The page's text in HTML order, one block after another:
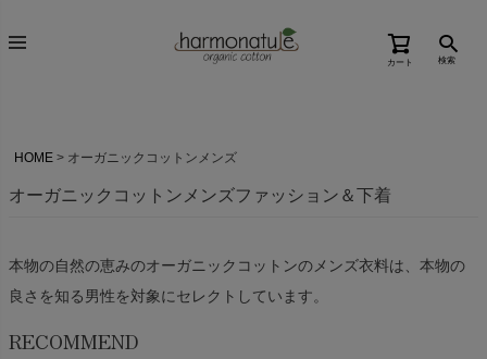
カート 検索
HOME オーガニックコットンメンズ
オーガニックコットンメンズファッション＆下着
本物の自然の恵みのオーガニックコットンのメンズ衣料は、本物の
良さを知る男性を対象にセレクトしています。
RECOMMEND